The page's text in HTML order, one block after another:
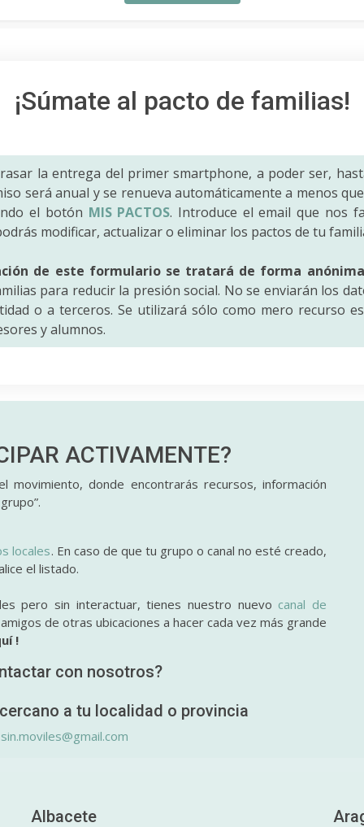
¡Súmate al pacto de familias!
la entrega del primer smartphone, a poder ser,
será anual y se renueva automáticamente a menos
el botón MIS PACTOS. Introduce el email que nos
modificar, actualizar o eliminar los pactos de tu
de este formulario se tratará de forma anónima
para reducir la presión social. No se enviarán los
o a terceros. Se utilizará sólo como mero recurso
y alumnos.
ACTIVAMENTE?
donde encontrarás recursos, información
locales. En caso de que tu grupo o canal no esté creado,
el listado.
pero sin interactuar, tienes nuestro nuevo canal de
de otras ubicaciones a hacer cada vez más grande
!
con nosotros?
a tu localidad o provincia
Albacete